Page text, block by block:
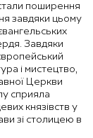
поширення
завдяки цьому
Завдяки
і мистецтво,
Церкви
сприяла
князівств у
зі столицею в